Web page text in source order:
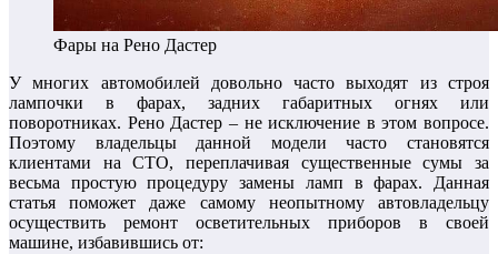
Фары на Рено Дастер
У многих автомобилей довольно часто выходят из строя
лампочки в фарах, задних габаритных огнях или
поворотниках. Рено Дастер – не исключение в этом вопросе.
Поэтому владельцы данной модели часто становятся
клиентами на СТО, переплачивая существенные сумы за
весьма простую процедуру замены ламп в фарах. Данная
статья поможет даже самому неопытному автовладельцу
осуществить ремонт осветительных приборов в своей
машине, избавившись от: